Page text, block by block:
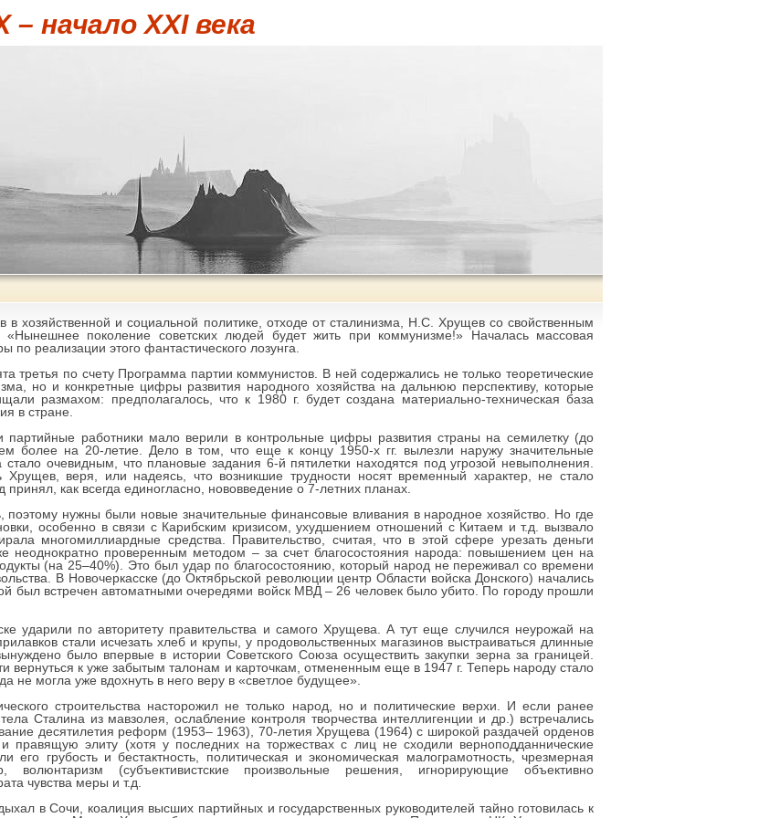
начало XXI века
в хозяйственной и социальной политике, отходе от сталинизма, Н.С. Хрущев со свойственным
поколение советских людей будет жить при коммунизме!» Началась массовая
реализации этого фантастического лозунга.
третья по счету Программа партии коммунистов. В ней содержались не только теоретические
но и конкретные цифры развития народного хозяйства на дальнюю перспективу, которые
размахом: предполагалось, что к 1980 г. будет создана материально-техническая база
в стране.
партийные работники мало верили в контрольные цифры развития страны на семилетку (до
более на 20-летие. Дело в том, что еще к концу 1950-х гг. вылезли наружу значительные
очевидным, что плановые задания 6-й пятилетки находятся под угрозой невыполнения.
веря, или надеясь, что возникшие трудности носят временный характер, не стало
как всегда единогласно, нововведение о 7-летних планах.
нужны были новые значительные финансовые вливания в народное хозяйство. Но где
особенно в связи с Карибским кризисом, ухудшением отношений с Китаем и т.д. вызвало
многомиллиардные средства. Правительство, считая, что в этой сфере урезать деньги
неоднократно проверенным методом – за счет благосостояния народа: повышением цен на
(на 25–40%). Это был удар по благосостоянию, который народ не переживал со времени
В Новочеркасске (до Октябрьской революции центр Области войска Донского) начались
был встречен автоматными очередями войск МВД – 26 человек было убито. По городу прошли
ударили по авторитету правительства и самого Хрущева. А тут еще случился неурожай на
стали исчезать хлеб и крупы, у продовольственных магазинов выстраиваться длинные
было впервые в истории Советского Союза осуществить закупки зерна за границей.
вернуться к уже забытым талонам и карточкам, отмененным еще в 1947 г. Теперь народу стало
не могла уже вдохнуть в него веру в «светлое будущее».
строительства насторожил не только народ, но и политические верхи. И если ранее
Сталина из мавзолея, ослабление контроля творчества интеллигенции и др.) встречались
десятилетия реформ (1953– 1963), 70-летия Хрущева (1964) с широкой раздачей орденов
элиту (хотя у последних на торжествах с лиц не сходили верноподданнические
грубость и бестактность, политическая и экономическая малограмотность, чрезмерная
волюнтаризм (субъективистские произвольные решения, игнорирующие объективно
чувства меры и т.д.
в Сочи, коалиция высших партийных и государственных руководителей тайно готовилась к